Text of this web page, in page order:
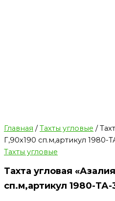
Главная /Тахты угловые /
Г,90х190 сп.м,артикул 1980-
Тахты угловые
Тахта угловая
сп.м,артикул 1980-